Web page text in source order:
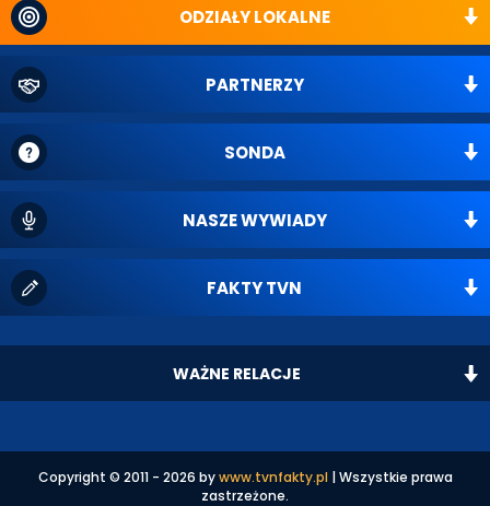
ODZIAŁY LOKALNE
PARTNERZY
SONDA
NASZE WYWIADY
FAKTY TVN
WAŻNE RELACJE
Copyright © 2011 - 2026 bywww.tvnfakty.pl| Wszystkie prawa
zastrzeżone.